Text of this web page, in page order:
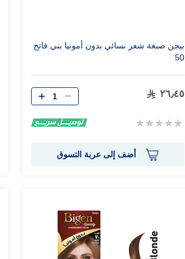
بيجن صبغة شعر نسائي بدون أمونيا بني فاتح
50
٢٦٫٤٥
Rating:
الكمية
أضف إلى عربة التسوق